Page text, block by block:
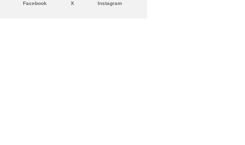
Facebook X Instagram